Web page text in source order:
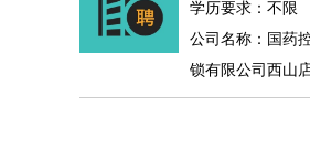
学历要求：不限
公司名称：国药
锁有限公司西山